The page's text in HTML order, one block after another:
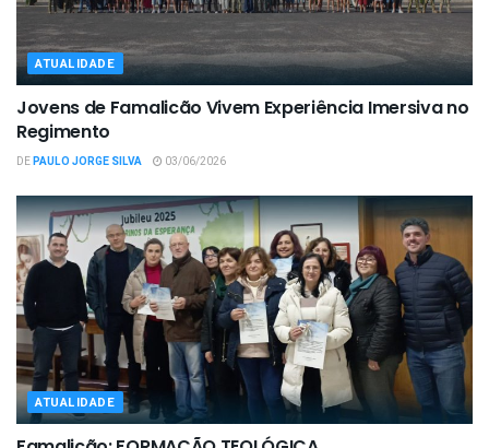
ATUALIDADE
Jovens de Famalicão Vivem Experiência Imersiva no
Regimento
DEPAULO JORGE SILVA 03/06/2026
ATUALIDADE